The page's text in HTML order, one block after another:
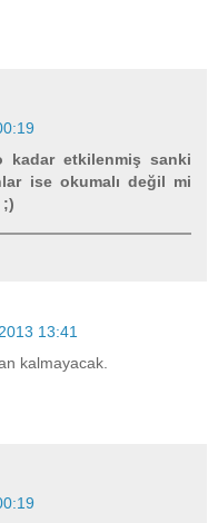
etkilenmiş sanki
ise okumalı değil mi
;)
13:41
kalmayacak.